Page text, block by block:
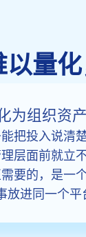
量
为组织资
把投入说清
层面前就
要的，是
进同一个